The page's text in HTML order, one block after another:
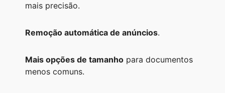
mais precisão.
Remoção automática de anúncios.
Mais opções de tamanho para documentos
menos comuns.